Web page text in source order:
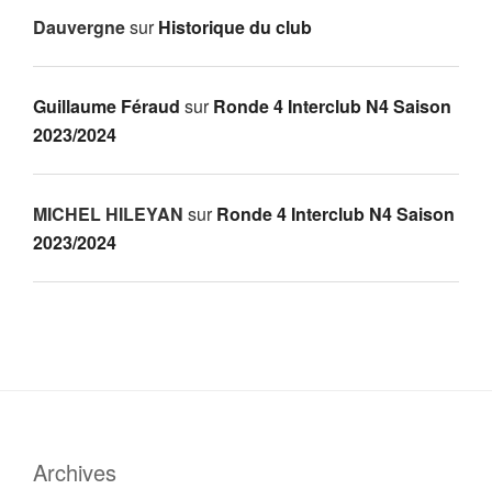
DauvergnesurHistorique du club
Guillaume Féraud surRonde 4 Interclub N4 Saison
2023/2024
MICHEL HILEYAN surRonde 4 Interclub N4 Saison
2023/2024
Archives